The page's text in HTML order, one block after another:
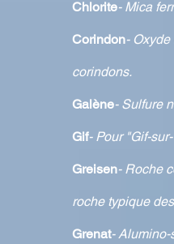
Chlorite- Mica
Corindon-
corindons.
Galène- Sulfure
Gif- Pour "Gif-
Greisen- Roche
roche typique
Grenat- Alumino-